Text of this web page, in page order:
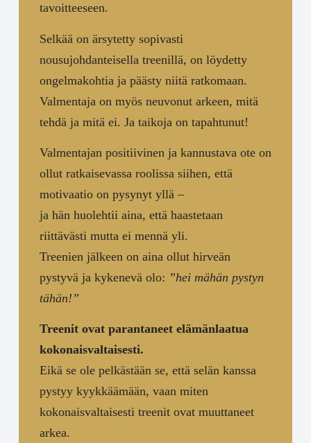
tavoitteeseen.
Selkää on ärsytetty sopivasti
nousujohdanteisella treenillä, on löydetty
ongelmakohtia ja päästy niitä ratkomaan.
Valmentaja on myös neuvonut arkeen, mitä
tehdä ja mitä ei. Ja taikoja on tapahtunut!
Valmentajan positiivinen ja kannustava ote on
ollut ratkaisevassa roolissa siihen, että
motivaatio on pysynyt yllä –
ja hän huolehtii aina, että haastetaan
riittävästi mutta ei mennä yli.
Treenien jälkeen on aina ollut hirveän
pystyvä ja kykenevä olo: ”hei mähän pystyn
tähän!”
Treenit ovat parantaneet elämänlaatua
kokonaisvaltaisesti.
Eikä se ole pelkästään se, että selän kanssa
pystyy kyykkäämään, vaan miten
kokonaisvaltaisesti treenit ovat muuttaneet
arkea.